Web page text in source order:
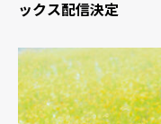
ックス配信決定